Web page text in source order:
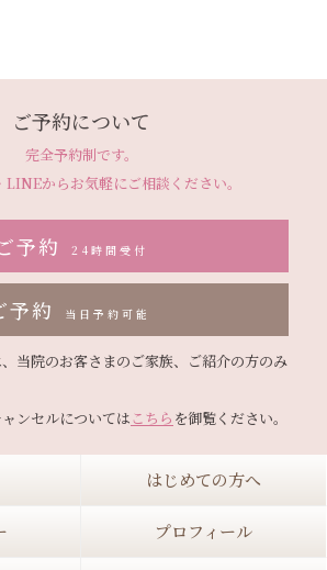
ご予約について
完全予約制です。
LINEからお気軽にご相談ください。
予約 24時間受付
約 当日予約可能
当院のお客さまのご家族、ご紹介の方のみ
ンセルについてはこちら
はじめての方へ
プロフィール